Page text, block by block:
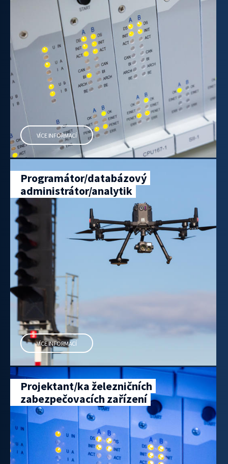
VÍCE INFORMACÍ
Programátor/databázový
administrátor/analytik
VÍCE INFORMACÍ
Projektant/ka železničních
zabezpečovacích zařízení